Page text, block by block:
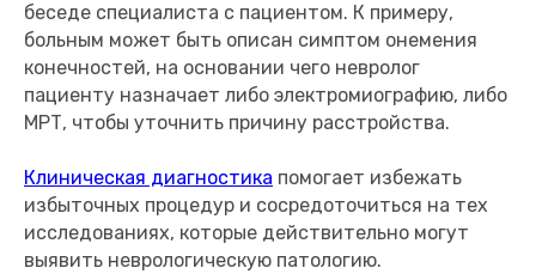
беседе специалиста с пациентом. К примеру,
больным может быть описан симптом онемения
конечностей, на основании чего невролог
пациенту назначает либо электромиографию, либо
МРТ, чтобы уточнить причину расстройства.
Клиническая диагностика помогает избежать
избыточных процедур и сосредоточиться на тех
исследованиях, которые действительно могут
выявить неврологическую патологию.